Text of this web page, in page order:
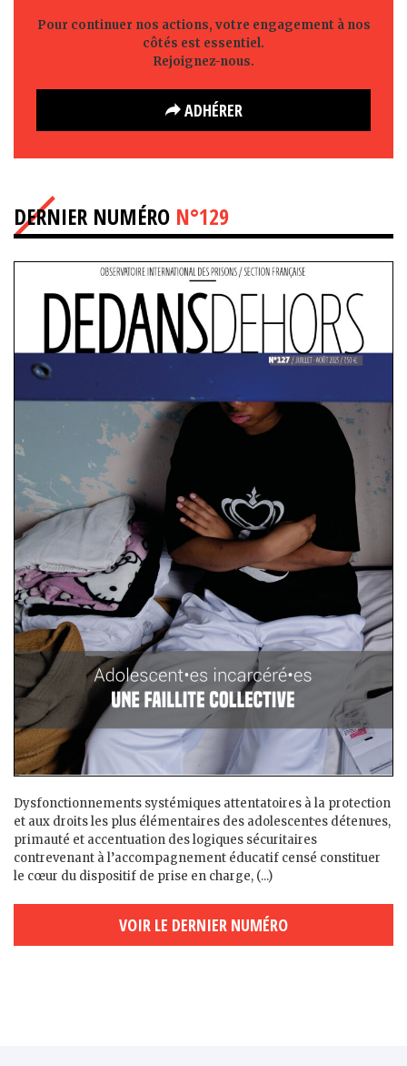
Pour continuer nos actions, votre engagement à nos
côtés est essentiel.
Rejoignez-nous.
ADHÉRER
DERNIER NUMÉRO N°129
Dysfonctionnements systémiques attentatoires à la protection
et aux droits les plus élémentaires des adolescent·es détenu·es,
primauté et accentuation des logiques sécuritaires
contrevenant à l’accompagnement éducatif censé constituer
le cœur du dispositif de prise en charge, (...)
VOIR LE DERNIER NUMÉRO